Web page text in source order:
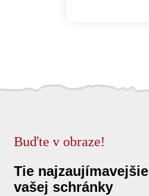
Buďte v obraze!
Tie najzaujímavejšie
vašej schránky